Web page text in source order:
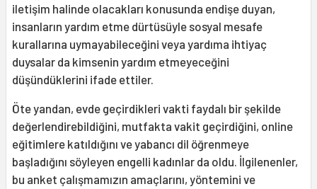
iletişim halinde olacakları konusunda endişe duyan,
insanların yardım etme dürtüsüyle sosyal mesafe
kurallarına uymayabileceğini veya yardıma ihtiyaç
duysalar da kimsenin yardım etmeyeceğini
düşündüklerini ifade ettiler.
Öte yandan, evde geçirdikleri vakti faydalı bir şekilde
değerlendirebildiğini, mutfakta vakit geçirdiğini, online
eğitimlere katıldığını ve yabancı dil öğrenmeye
başladığını söyleyen engelli kadınlar da oldu. İlgilenenler,
bu anket çalışmamızın amaçlarını, yöntemini ve